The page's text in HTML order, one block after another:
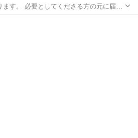
す。 必要としてくださる方の元に届い